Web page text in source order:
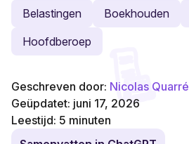
Belastingen Boekhouden
Hoofdberoep
Geschreven door: Nicolas Quarré
Geüpdatet: juni 17, 2026
Leestijd: 5 minuten